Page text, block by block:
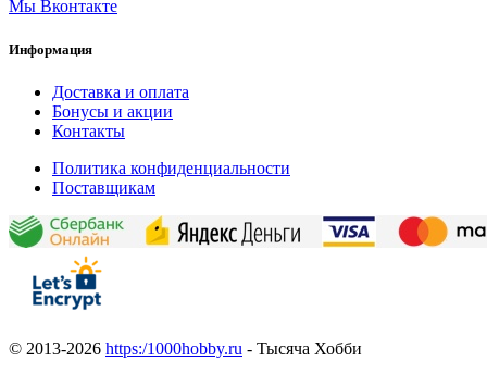
Мы Вконтакте
Информация
Доставка и оплата
Бонусы и акции
Контакты
Политика конфиденциальности
Поставщикам
© 2013-2026 https:/1000hobby.ru - Тысяча Хобби